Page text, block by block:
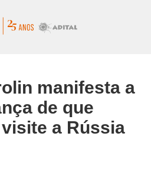
manifesta a
de que
a Rússia